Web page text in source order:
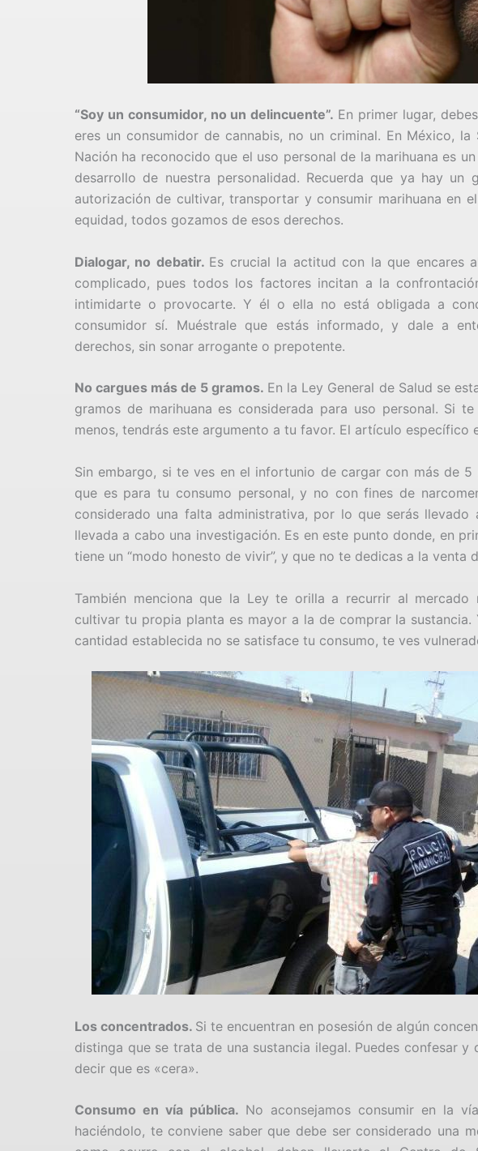
“Soy un consumidor, no un delincuente”. En primer lugar,
eres un consumidor de cannabis, no un criminal. En México,
Nación ha reconocido que el uso personal de la marihuana es
desarrollo de nuestra personalidad. Recuerda que ya hay un
autorización de cultivar, transportar y consumir marihuana en
equidad, todos gozamos de esos derechos.
Dialogar, no debatir. Es crucial la actitud con la que encares
complicado, pues todos los factores incitan a la
intimidarte o provocarte. Y él o ella no está obligada a
consumidor sí. Muéstrale que estás informado, y dale a
derechos, sin sonar arrogante o prepotente.
No cargues más de 5 gramos. En la Ley General de Salud se
gramos de marihuana es considerada para uso personal. Si
menos, tendrás este argumento a tu favor. El artículo específico
Sin embargo, si te ves en el infortunio de cargar con más de
que es para tu consumo personal, y no con fines de
considerado una falta administrativa, por lo que serás llevado
llevada a cabo una investigación. Es en este punto donde, en
tiene un “modo honesto de vivir”, y que no te dedicas a la venta
También menciona que la Ley te orilla a recurrir al
cultivar tu propia planta es mayor a la de comprar la
cantidad establecida no se satisface tu consumo, te ves
Los concentrados. Si te encuentran en posesión de algún
distinga que se trata de una sustancia ilegal. Puedes confesar
decir que es «cera».
Consumo en vía pública. No aconsejamos consumir en la
haciéndolo, te conviene saber que debe ser considerado una